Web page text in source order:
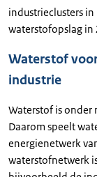
industrieclusters
waterstofopslag
Waterstof
industrie
Waterstof is onder
Daarom speelt
energienetwerk
waterstofnetwerk